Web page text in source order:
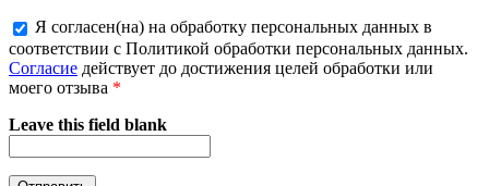
Я согласен(на) на обработку персональных данных в
соответствии с Политикой обработки персональных данных.
Согласие действует до достижения целей обработки или
моего отзыва *
Leave this field blank